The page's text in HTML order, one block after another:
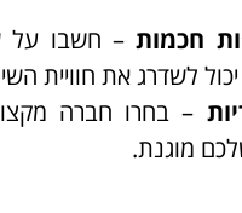
חכמות– חשבו על
לשדרג את חוויית
– בחרו חברה
מוגנת.